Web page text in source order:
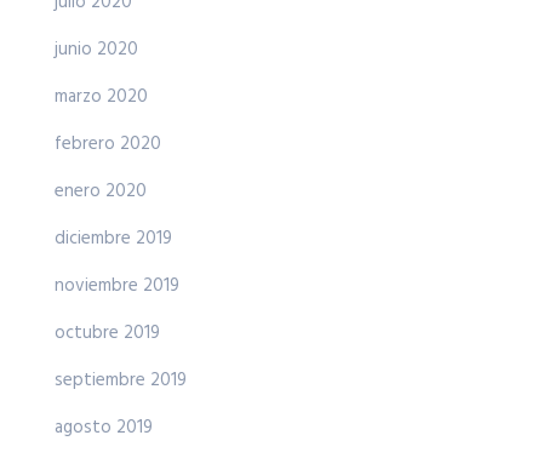
junio 2020
marzo 2020
febrero 2020
enero 2020
diciembre 2019
noviembre 2019
octubre 2019
septiembre 2019
agosto 2019